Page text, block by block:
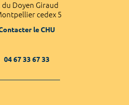
du Doyen Giraud
cedex 5
le CHU
04 67 33 67 33